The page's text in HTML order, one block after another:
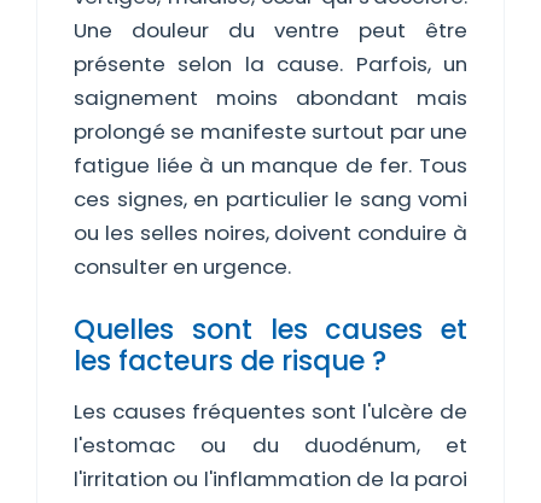
Une douleur du ventre peut être
présente selon la cause. Parfois, un
saignement moins abondant mais
prolongé se manifeste surtout par une
fatigue liée à un manque de fer. Tous
ces signes, en particulier le sang vomi
ou les selles noires, doivent conduire à
consulter en urgence.
Quelles sont les causes et
les facteurs de risque ?
Les causes fréquentes sont l'ulcère de
l'estomac ou du duodénum, et
l'irritation ou l'inflammation de la paroi